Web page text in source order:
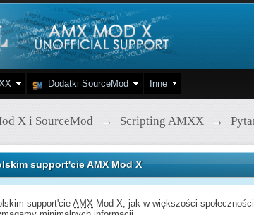
Dodatki SourceMod Inne
X i SourceMod → Scripting AMXX →
support'cie AMX Mod X
support'cieAMX Mod X, jak w większości